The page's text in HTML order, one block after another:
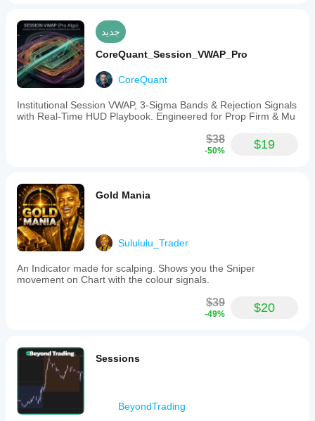
جديد
CoreQuant_Session_VWAP_Pro
CoreQuant
Institutional Session VWAP, 3-Sigma Bands & Rejection Signals
with Real-Time HUD Playbook. Engineered for Prop Firm & Mu
$38
-50% $19
Gold Mania
Sulululu_Trader
An Indicator made for scalping. Shows you the Sniper
movement on Chart with the colour signals.
$39
-49% $20
Sessions
BeyondTrading